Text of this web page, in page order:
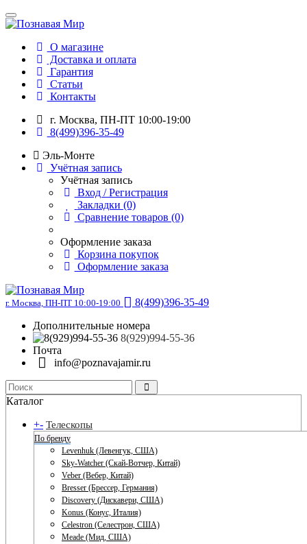
О магазине
Доставка и оплата
Гарантия
Статьи
Контакты
г. Москва, ПН-ПТ 10:00-19:00
8(499)396-35-49
Эль-Монте
Учётная запись
Учётная запись
Вход / Регистрация
Закладки (0)
Сравнение товаров (0)
Оформление заказа
Корзина покупок
Оформление заказа
г. Москва, ПН-ПТ 10:00-19:00
8(499)396-35-49
Дополнительные номера
8(929)994-55-36
Почта
info@poznavajamir.ru
Каталог
+- Телескопы
По бренду
Levenhuk (Левенгук, США)
Sky-Watcher (Скай-Вотчер, Китай)
Veber (Вебер, Китай)
Bresser (Брессер, Германия)
Discovery (Дискавери, США)
Konus (Конус, Италия)
Celestron (Селестрон, США)
Meade (Мид, США)